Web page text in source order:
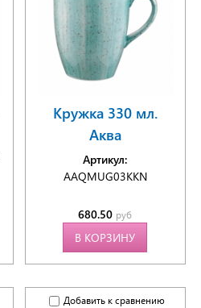
Кружка 330 мл.
Аква
Артикул:
AAQMUG03KKN
680.50 руб
В КОРЗИНУ
Добавить к сравнению